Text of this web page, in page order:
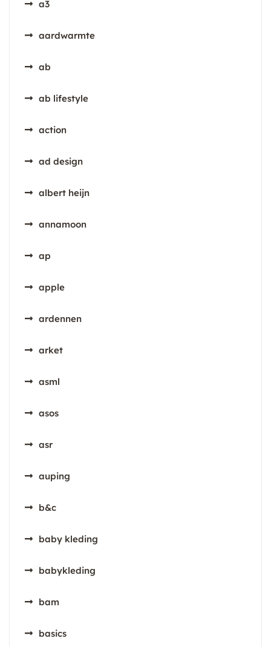
a3
aardwarmte
ab
ab lifestyle
action
ad design
albert heijn
annamoon
ap
apple
ardennen
arket
asml
asos
asr
auping
b&c
baby kleding
babykleding
bam
basics